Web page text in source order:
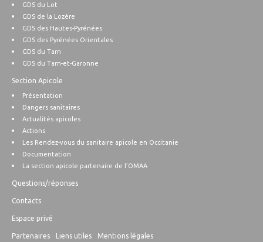
GDS du Lot
GDS de la Lozère
GDS des Hautes-Pyrénées
GDS des Pyrénées Orientales
GDS du Tarn
GDS du Tarn-et-Garonne
Section Apicole
Présentation
Dangers sanitaires
Actualités apicoles
Actions
Les Rendez-vous du sanitaire apicole en Occitanie
Documentation
La section apicole partenaire de l’OMAA
Questions/réponses
Contacts
Espace privé
Partenaires Liens utiles Mentions légales